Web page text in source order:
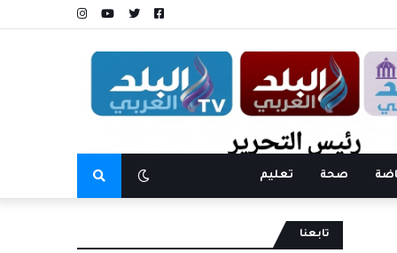
صحة تعليم
تابعنا